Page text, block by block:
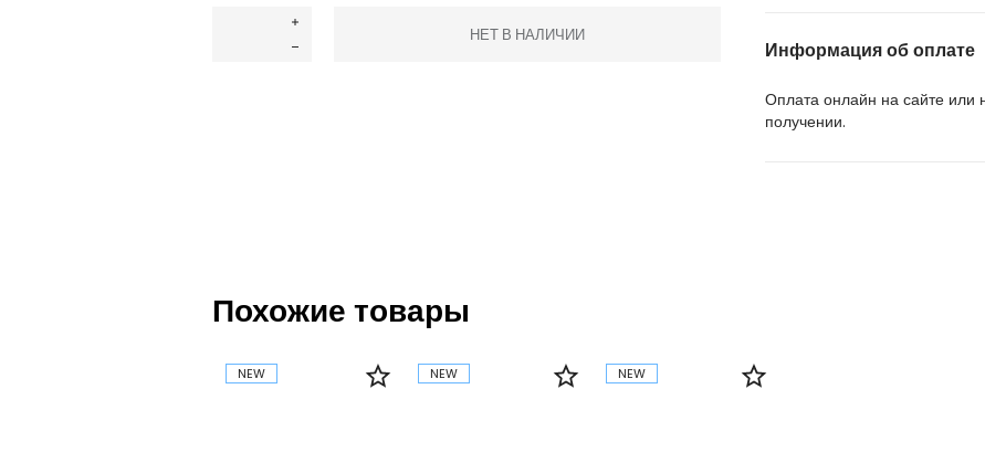
НЕТ В НАЛИЧИИ
Информация об оплате
Оплата онлайн на сайте или
получении.
Похожие товары
NEW NEW NEW